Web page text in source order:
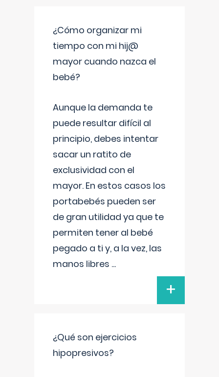
¿Cómo organizar mi
tiempo con mi hij@
mayor cuando nazca el
bebé?
Aunque la demanda te
puede resultar difícil al
principio, debes intentar
sacar un ratito de
exclusividad con el
mayor. En estos casos los
portabebés pueden ser
de gran utilidad ya que te
permiten tener al bebé
pegado a ti y, a la vez, las
manos libres ...
+
¿Qué son ejercicios
hipopresivos?